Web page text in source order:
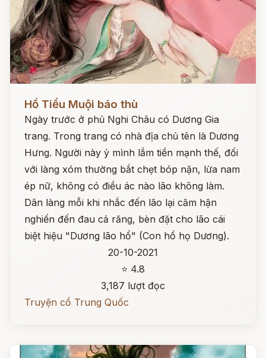
Đọc ngay
Hồ Tiểu Muội báo thù
Ngày trước ở phủ Nghi Châu có Dương Gia
trang. Trong trang có nhà địa chủ tên là Dương
Hưng. Người này ỷ mình lắm tiền mạnh thế, đối
với làng xóm thường bắt chẹt bóp nặn, lừa nam
ép nữ, không có điều ác nào lão không làm.
Dân làng mỗi khi nhắc đến lão lại căm hận
nghiến đến đau cả răng, bèn đặt cho lão cái
biệt hiệu "Dương lão hổ" (Con hổ họ Dương).
20-10-2021
⭐ 4.8
3,187 lượt đọc
Truyện cổ Trung Quốc